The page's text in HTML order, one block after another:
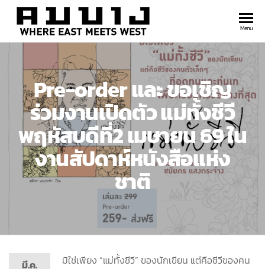
พิมพ์
คมบาง
east
meets
west
Menu
Pre-order และ ขอเชิญ
ร่วมงานเปิดตัว แม่ทั้งชีวี
พฤหัสบดีที่2 เมษายน 69 ใน
งานสัปดาห์หนังสือแห่ง
ชาติ
มี.ค.
มิใช่เพียง “แม่ทั้งชีวี” ของนักเขียน แต่คือชีวีของคน